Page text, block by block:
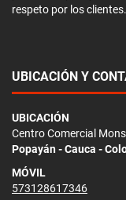
respeto por los clientes.
UBICACIÓN Y
UBICACIÓN
Centro Comercial
Popayán - Cauca -
MÓVIL
573128617346